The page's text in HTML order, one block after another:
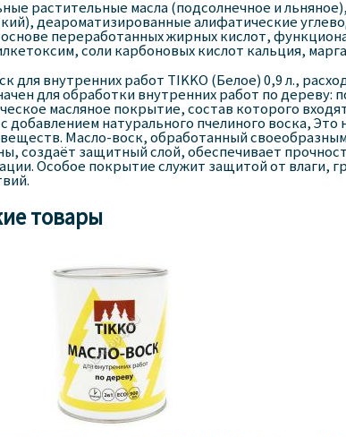
растительные масла (подсолнечное и
деароматизированные алифатические
переработанных жирных кислот,
соли карбоновых кислот кальция,
для внутренних работ TIKKO (Белое) 0,9 л.,
для обработки внутренних работ по дереву:
масляное покрытие, состав которого
добавлением натурального пчелиного воска,
Масло-воск, обработанный
создаёт защитный слой, обеспечивает
Особое покрытие служит защитой от влаги,
товары